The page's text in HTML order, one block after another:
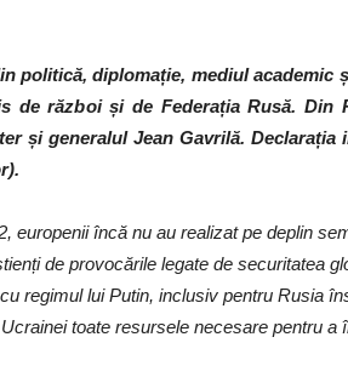
politică, diplomație, mediul
de război și de Federația Rusă. Din
și generalul Jean Gavrilă.
europenii încă nu au realizat pe deplin
de provocările legate de securitatea
regimul lui Putin, inclusiv pentru Rusia
toate resursele necesare pentru a